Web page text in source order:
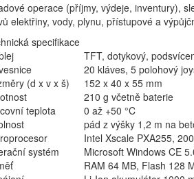
operace (příjmy, výdeje, inventury),
elektřiny, vody, plynu, přístupové a
specifikace
TFT, dotykový,
20 kláves, 5 polohový
(d x v x š)
152 x 40 x 55 mm
210 g včetně baterie
teplota
0 až +50 °C
pád z výšky 1,2 m na
Intel Xscale PXA255,
systém
Microsoft Windows CE
RAM 64 MB, Flash 128